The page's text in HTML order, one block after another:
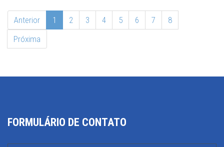
Anterior 1 2 3 4 5 6 7
8
Próxima
FORMULÁRIO DE CONTATO